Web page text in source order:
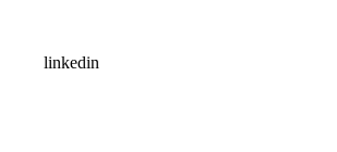
linkedin